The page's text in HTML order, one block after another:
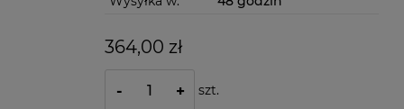
364,00 zł
- + szt.